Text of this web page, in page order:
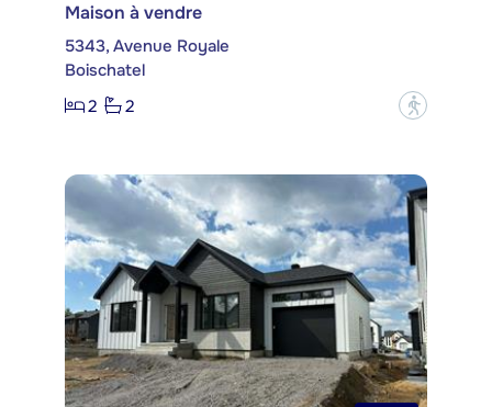
Maison à vendre
5343, Avenue Royale
Boischatel
2
2 ?